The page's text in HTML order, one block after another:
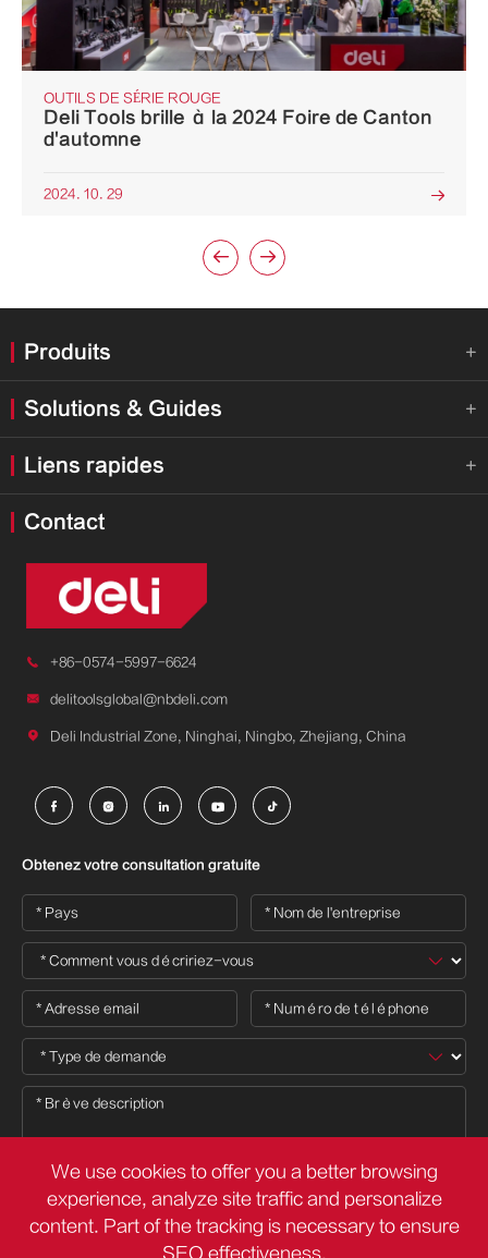
OUTILS DE SÉRIE ROUGE
Deli Tools brille à la 2024 Foire de Canton
d'automne
2024. 10. 29 
 
Produits 
Solutions & Guides 
Liens rapides 
Contact
 +86-0574-5997-6624
 delitoolsglobal@nbdeli.com
 Deli Industrial Zone, Ninghai, Ningbo, Zhejiang, China
    
Obtenez votre consultation gratuite
We use cookies to offer you a better browsing
experience, analyze site traffic and personalize
content. Part of the tracking is necessary to ensure
SEO effectiveness,